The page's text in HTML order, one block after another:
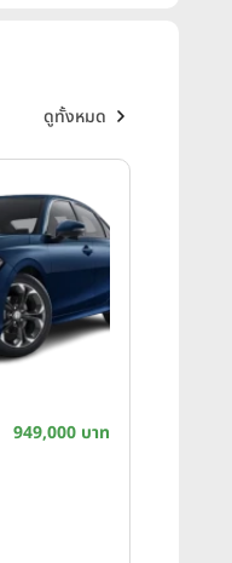
ดูทั้งหมด
949,000 บาท